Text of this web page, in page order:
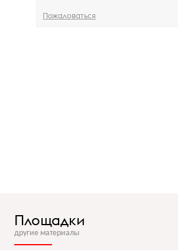
Пожаловаться
Площадки
другие материалы